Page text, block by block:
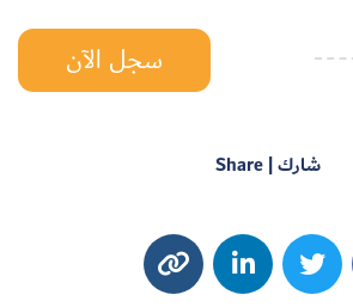
سجل الآن
شارك | Share